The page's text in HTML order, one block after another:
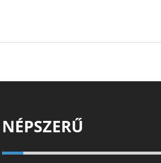
NÉPSZERŰ